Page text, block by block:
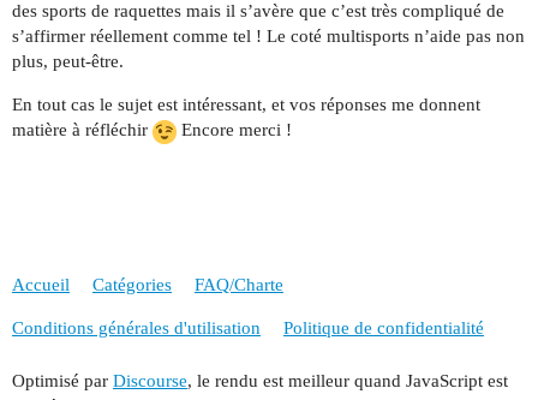
des sports de raquettes mais il s’avère que c’est très compliqué de
s’affirmer réellement comme tel ! Le coté multisports n’aide pas non
plus, peut-être.
En tout cas le sujet est intéressant, et vos réponses me donnent
matière à réfléchir
Encore merci !
Accueil Catégories FAQ/Charte
Conditions générales d'utilisation Politique de confidentialité
Optimisé par Discourse, le rendu est meilleur quand JavaScript est